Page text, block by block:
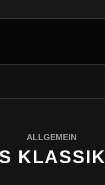
ALLGEMEIN